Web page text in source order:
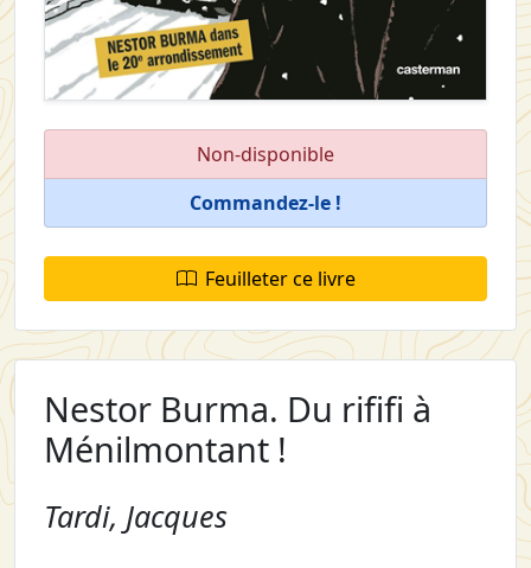
Non-disponible
Commandez-le !
Feuilleter ce livre
Nestor Burma. Du rififi à
Ménilmontant !
Tardi, Jacques